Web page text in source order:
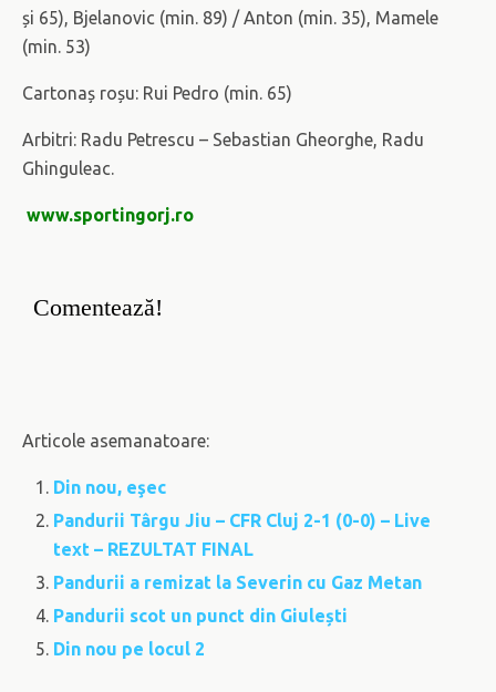
și 65), Bjelanovic (min. 89) / Anton (min. 35), Mamele
(min. 53)
Cartonaș roșu: Rui Pedro (min. 65)
Arbitri: Radu Petrescu – Sebastian Gheorghe, Radu
Ghinguleac.
www.sportingorj.ro
Comentează!
Articole asemanatoare:
Din nou, eşec
Pandurii Târgu Jiu – CFR Cluj 2-1 (0-0) – Live
text – REZULTAT FINAL
Pandurii a remizat la Severin cu Gaz Metan
Pandurii scot un punct din Giulești
Din nou pe locul 2